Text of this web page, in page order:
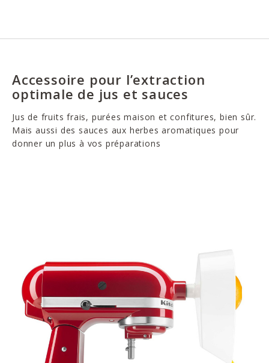
Accessoire pour l’extraction
optimale de jus et sauces
Jus de fruits frais, purées maison et confitures, bien sûr.
Mais aussi des sauces aux herbes aromatiques pour
donner un plus à vos préparations